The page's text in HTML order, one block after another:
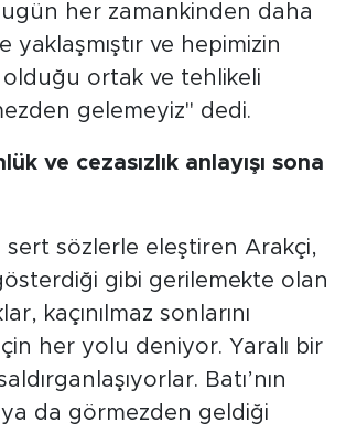
her zamankinden daha
yaklaşmıştır ve hepimizin
olduğu ortak ve tehlikeli
gelemeyiz" dedi.
ve cezasızlık anlayışı sona
sert sözlerle eleştiren Arakçi,
gibi gerilemekte olan
kaçınılmaz sonlarını
her yolu deniyor. Yaralı bir
Batı’nın
da görmezden geldiği